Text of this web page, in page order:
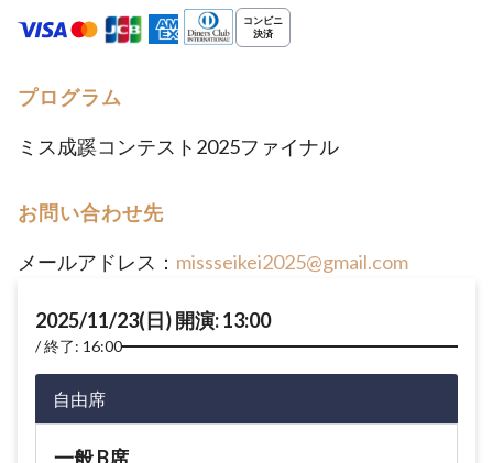
プログラム
ミス成蹊コンテスト2025ファイナル
お問い合わせ先
メールアドレス： missseikei2025@gmail.com
2025/11/23(日) 開演: 13:00
終了: 16:00
自由席
一般 B席